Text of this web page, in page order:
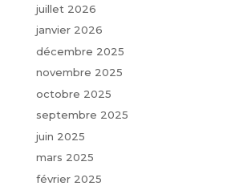
juillet 2026
janvier 2026
décembre 2025
novembre 2025
octobre 2025
septembre 2025
juin 2025
mars 2025
février 2025